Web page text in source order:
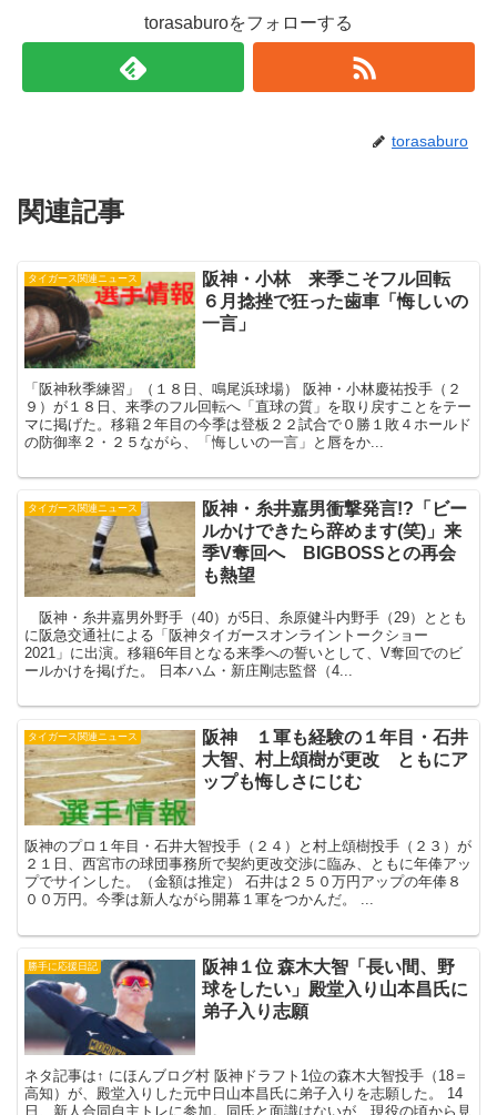
torasaburoをフォローする
torasaburo
関連記事
タイガース関連ニュース
阪神・小林 来季こそフル回転
６月捻挫で狂った歯車「悔しいの
一言」
「阪神秋季練習」（１８日、鳴尾浜球場） 阪神・小林慶祐投手（２
９）が１８日、来季のフル回転へ「直球の質」を取り戻すことをテー
マに掲げた。移籍２年目の今季は登板２２試合で０勝１敗４ホールド
の防御率２・２５ながら、「悔しいの一言」と唇をか...
タイガース関連ニュース
阪神・糸井嘉男衝撃発言!?「ビー
ルかけできたら辞めます(笑)」来
季V奪回へ BIGBOSSとの再会
も熱望
阪神・糸井嘉男外野手（40）が5日、糸原健斗内野手（29）ととも
に阪急交通社による「阪神タイガースオンライントークショー
2021」に出演。移籍6年目となる来季への誓いとして、V奪回でのビ
ールかけを掲げた。 日本ハム・新庄剛志監督（4...
タイガース関連ニュース
阪神 １軍も経験の１年目・石井
大智、村上頌樹が更改 ともにア
ップも悔しさにじむ
阪神のプロ１年目・石井大智投手（２４）と村上頌樹投手（２３）が
２１日、西宮市の球団事務所で契約更改交渉に臨み、ともに年俸アッ
プでサインした。（金額は推定） 石井は２５０万円アップの年俸８
００万円。今季は新人ながら開幕１軍をつかんだ。 ...
勝手に応援日記
阪神１位 森木大智「長い間、野
球をしたい」殿堂入り山本昌氏に
弟子入り志願
ネタ記事は↑ にほんブログ村 阪神ドラフト1位の森木大智投手（18＝
高知）が、殿堂入りした元中日山本昌氏に弟子入りを志願した。 14
日、新人合同自主トレに参加。同氏と面識はないが、現役の頃から見